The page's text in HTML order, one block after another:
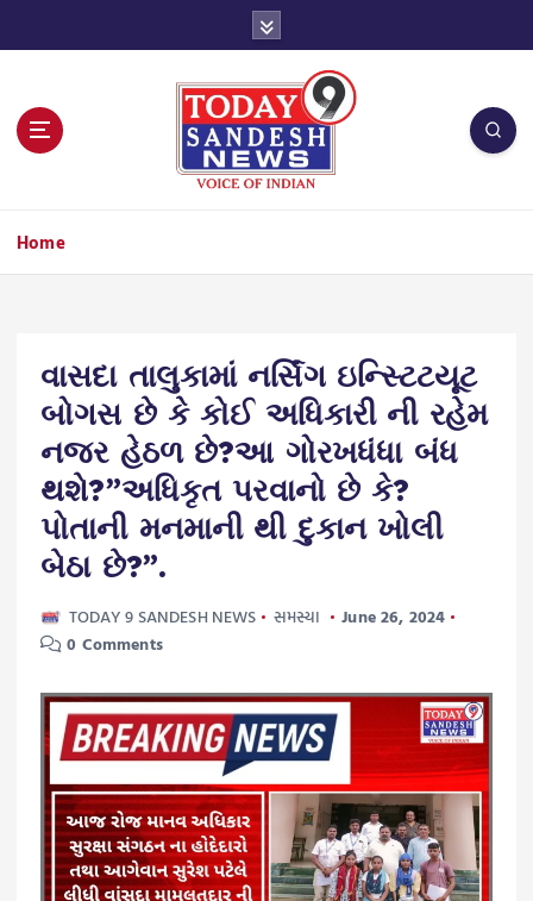
Home
વાસદા તાલુકામાં નર્સિંગ ઇન્સ્ટિટયૂટ
બોગસ છે કે કોઈ અધિકારી ની રહેમ
નજર હેઠળ છે?આ ગોરખધંધા બંધ
થશે?”અધિકૃત પરવાનો છે કે?
પોતાની મનમાની થી દુકાન ખોલી
બેઠા છે?”.
TODAY 9 SANDESH NEWS સમસ્યા
June 26, 2024
0 Comments